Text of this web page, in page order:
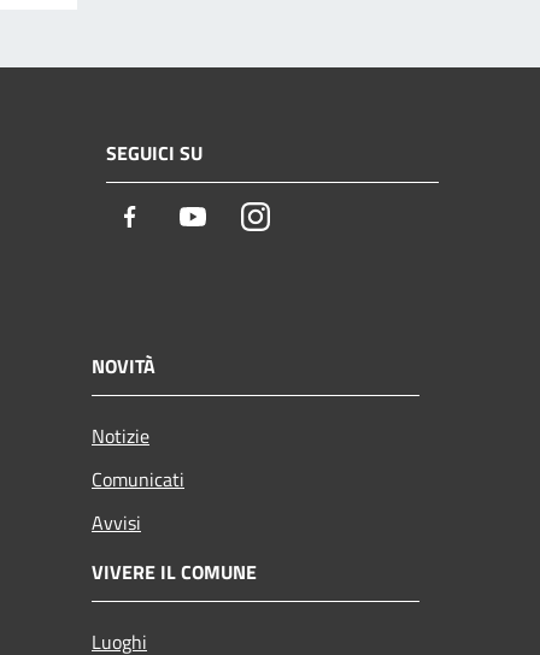
SEGUICI SU
Facebook YoutubeInstagram
NOVITÀ
Notizie
Comunicati
Avvisi
VIVERE IL COMUNE
Luoghi